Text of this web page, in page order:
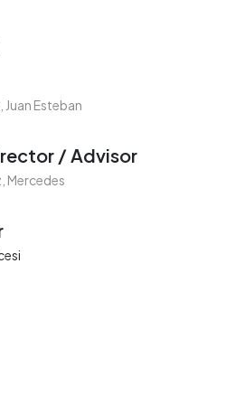
Esteban
/ Advisor
Mercedes